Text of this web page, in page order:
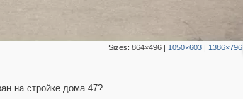
Sizes: 864×496| 1050×603| 1386×796
на стройке дома 47?